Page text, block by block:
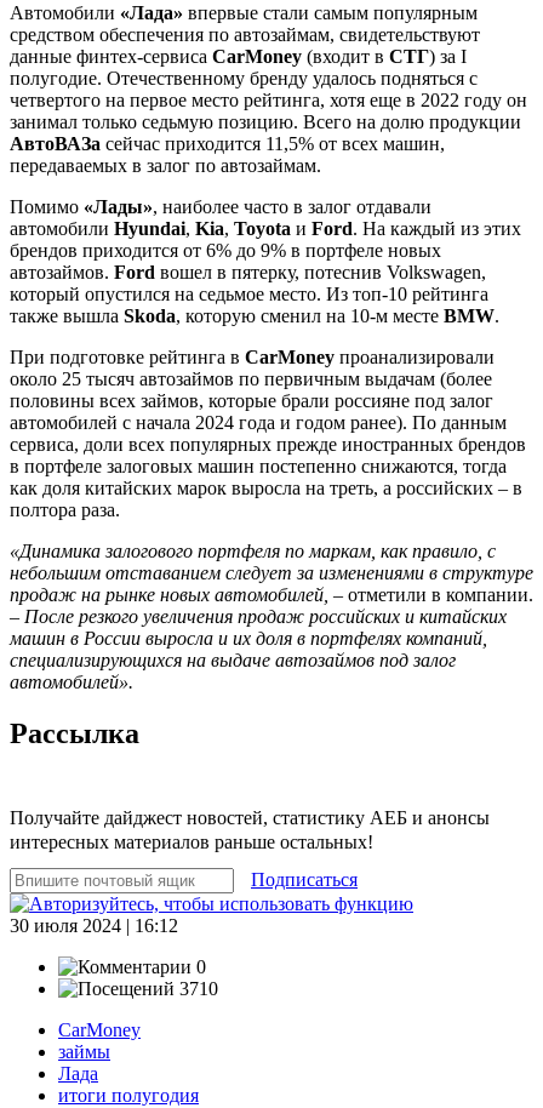
Автомобили «Лада» впервые стали самым популярным
средством обеспечения по автозаймам, свидетельствуют
данные финтех-сервиса CarMoney (входит в СТГ) за I
полугодие. Отечественному бренду удалось подняться с
четвертого на первое место рейтинга, хотя еще в 2022 году он
занимал только седьмую позицию. Всего на долю продукции
АвтоВАЗа сейчас приходится 11,5% от всех машин,
передаваемых в залог по автозаймам.
Помимо «Лады», наиболее часто в залог отдавали
автомобили Hyundai, Kia, Toyota и Ford. На каждый из этих
брендов приходится от 6% до 9% в портфеле новых
автозаймов. Ford вошел в пятерку, потеснив Volkswagen,
который опустился на седьмое место. Из топ-10 рейтинга
также вышла Skoda, которую сменил на 10-м месте BMW.
При подготовке рейтинга в CarMoney проанализировали
около 25 тысяч автозаймов по первичным выдачам (более
половины всех займов, которые брали россияне под залог
автомобилей с начала 2024 года и годом ранее). По данным
сервиса, доли всех популярных прежде иностранных брендов
в портфеле залоговых машин постепенно снижаются, тогда
как доля китайских марок выросла на треть, а российских – в
полтора раза.
«Динамика залогового портфеля по маркам, как правило, с
небольшим отставанием следует за изменениями в структуре
продаж на рынке новых автомобилей, – отметили в компании.
– После резкого увеличения продаж российских и китайских
машин в России выросла и их доля в портфелях компаний,
специализирующихся на выдаче автозаймов под залог
автомобилей».
Рассылка
Получайте дайджест новостей, статистику АЕБ и анонсы
интересных материалов раньше остальных!
Подписаться
30 июля 2024 | 16:12
0
3710
CarMoney
займы
Лада
итоги полугодия